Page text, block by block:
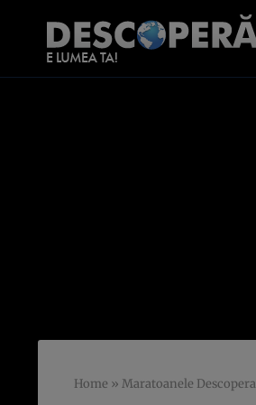
Home » Maratoanele Descopera